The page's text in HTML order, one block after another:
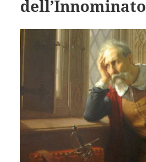
dell’Innominato